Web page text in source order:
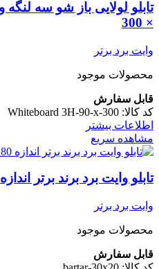
× 300
وایت برد برتر
محصولات موجود
قابل سفارش
کد کالا: Whiteboard 3H-90-x-300
اطلاعات بیشتر
مشاهده سریع
تابلو وایت برد برند برتر اندازه 20×30
وایت برد برتر
محصولات موجود
قابل سفارش